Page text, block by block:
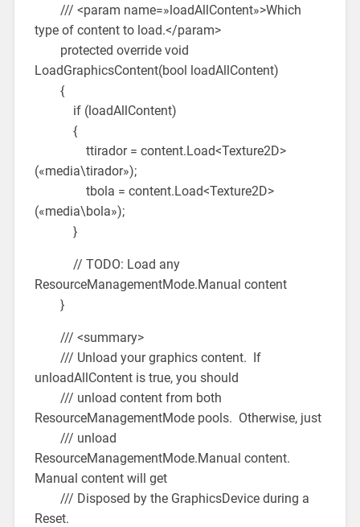
/// <param name=»loadAllContent»>Which
type of content to load.</param>
protected override void
LoadGraphicsContent(bool loadAllContent)
{
if (loadAllContent)
{
ttirador = content.Load<Texture2D>
(«media\tirador»);
tbola = content.Load<Texture2D>
(«media\bola»);
}
// TODO: Load any
ResourceManagementMode.Manual content
}
/// <summary>
/// Unload your graphics content. If
unloadAllContent is true, you should
/// unload content from both
ResourceManagementMode pools. Otherwise, just
/// unload
ResourceManagementMode.Manual content.
Manual content will get
/// Disposed by the GraphicsDevice during a
Reset.